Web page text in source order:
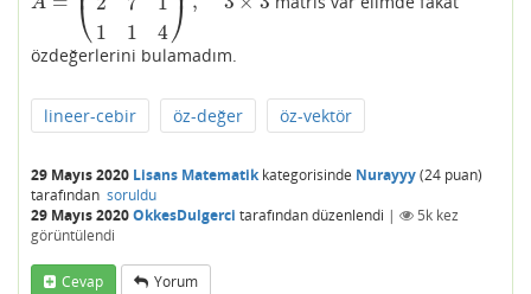
A ⎝ 1
1
4⎠
özdeğerlerini bulamadım.
lineer-cebir öz-değer öz-vektör
29 Mayıs 2020 Lisans Matematikkategorisinde Nurayyy(24 puan)
tarafından soruldu
29 Mayıs 2020OkkesDulgerci tarafındandüzenlendi | 5k kez
görüntülendi
Cevap Yorum